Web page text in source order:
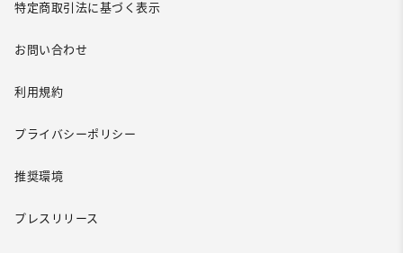
特定商取引法に基づく表示
お問い合わせ
利用規約
プライバシーポリシー
推奨環境
プレスリリース